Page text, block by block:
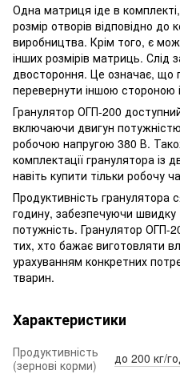
Одна матриця іде в
розмір отворів відповідно до
виробництва. Крім того, є
інших розмірів матриць.
двостороння. Це означає, що
перевернути іншою стороною
Гранулятор ОГП-200 доступний
включаючи двигун
робочою напругою 380 В.
комплектації гранулятора із
навіть купити тільки робочу
Продуктивність гранулятора
годину, забезпечуючи
потужність. Гранулятор ОГП-
тих, хто бажає виготовляти
урахуванням конкретних
тварин.
Характеристики
Продуктивність
(зернові корми)
до 200 кг/